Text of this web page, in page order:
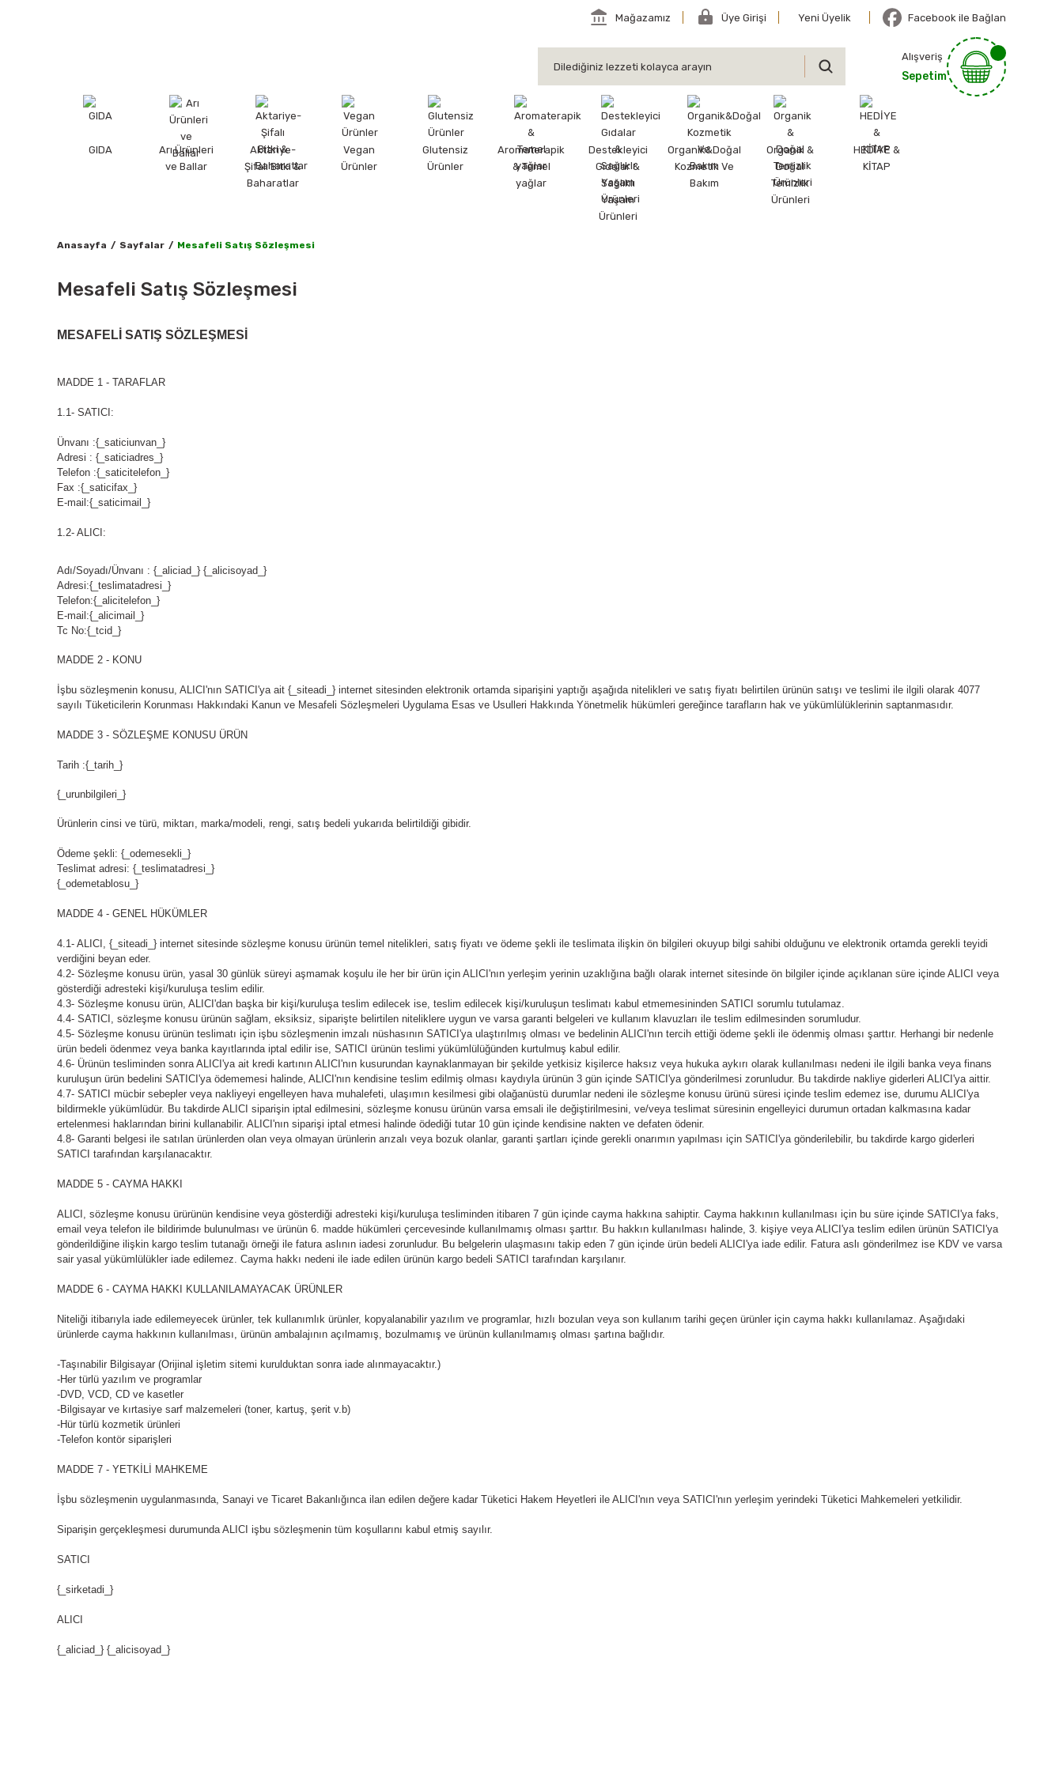
Mağazamız Üye Girişi Yeni Üyelik Facebook ile Bağlan
Alışveriş
Sepetim
GIDA
Arı Ürünleri
ve Ballar
Aktariye-
Şifalı Bitki &
Baharatlar
Vegan
Ürünler
Glutensiz
Ürünler
Aromaterapik
& Temel
yağlar
Destekleyici
Gıdalar &
Sağlıklı
Yaşam
Ürünleri
Organik&Doğal
Kozmetik Ve
Bakım
Organik &
Doğal
Temizlik
Ürünleri
HEDİYE &
KİTAP
Anasayfa Sayfalar Mesafeli Satış Sözleşmesi
Mesafeli Satış Sözleşmesi
MESAFELİ SATIŞ SÖZLEŞMESİ
MADDE 1 - TARAFLAR
1.1- SATICI:
Ünvanı :{_saticiunvan_}
Adresi : {_saticiadres_}
Telefon :{_saticitelefon_}
Fax :{_saticifax_}
E-mail:{_saticimail_}
1.2- ALICI:
Adı/Soyadı/Ünvanı : {_aliciad_} {_alicisoyad_}
Adresi:{_teslimatadresi_}
Telefon:{_alicitelefon_}
E-mail:{_alicimail_}
Tc No:{_tcid_}
MADDE 2 - KONU
İşbu sözleşmenin konusu, ALICI'nın SATICI'ya ait {_siteadi_} internet sitesinden elektronik ortamda siparişini yaptığı aşağıda nitelikleri ve satış fiyatı belirtilen ürünün satışı ve teslimi ile ilgili olarak 4077
sayılı Tüketicilerin Korunması Hakkındaki Kanun ve Mesafeli Sözleşmeleri Uygulama Esas ve Usulleri Hakkında Yönetmelik hükümleri gereğince tarafların hak ve yükümlülüklerinin saptanmasıdır.
MADDE 3 - SÖZLEŞME KONUSU ÜRÜN
Tarih :{_tarih_}
{_urunbilgileri_}
Ürünlerin cinsi ve türü, miktarı, marka/modeli, rengi, satış bedeli yukarıda belirtildiği gibidir.
Ödeme şekli: {_odemesekli_}
Teslimat adresi: {_teslimatadresi_}
{_odemetablosu_}
MADDE 4 - GENEL HÜKÜMLER
4.1- ALICI, {_siteadi_} internet sitesinde sözleşme konusu ürünün temel nitelikleri, satış fiyatı ve ödeme şekli ile teslimata ilişkin ön bilgileri okuyup bilgi sahibi olduğunu ve elektronik ortamda gerekli teyidi
verdiğini beyan eder.
4.2- Sözleşme konusu ürün, yasal 30 günlük süreyi aşmamak koşulu ile her bir ürün için ALICI'nın yerleşim yerinin uzaklığına bağlı olarak internet sitesinde ön bilgiler içinde açıklanan süre içinde ALICI veya
gösterdiği adresteki kişi/kuruluşa teslim edilir.
4.3- Sözleşme konusu ürün, ALICI'dan başka bir kişi/kuruluşa teslim edilecek ise, teslim edilecek kişi/kuruluşun teslimatı kabul etmemesininden SATICI sorumlu tutulamaz.
4.4- SATICI, sözleşme konusu ürünün sağlam, eksiksiz, siparişte belirtilen niteliklere uygun ve varsa garanti belgeleri ve kullanım klavuzları ile teslim edilmesinden sorumludur.
4.5- Sözleşme konusu ürünün teslimatı için işbu sözleşmenin imzalı nüshasının SATICI'ya ulaştırılmış olması ve bedelinin ALICI'nın tercih ettiği ödeme şekli ile ödenmiş olması şarttır. Herhangi bir nedenle
ürün bedeli ödenmez veya banka kayıtlarında iptal edilir ise, SATICI ürünün teslimi yükümlülüğünden kurtulmuş kabul edilir.
4.6- Ürünün tesliminden sonra ALICI'ya ait kredi kartının ALICI'nın kusurundan kaynaklanmayan bir şekilde yetkisiz kişilerce haksız veya hukuka aykırı olarak kullanılması nedeni ile ilgili banka veya finans
kuruluşun ürün bedelini SATICI'ya ödememesi halinde, ALICI'nın kendisine teslim edilmiş olması kaydıyla ürünün 3 gün içinde SATICI'ya gönderilmesi zorunludur. Bu takdirde nakliye giderleri ALICI'ya aittir.
4.7- SATICI mücbir sebepler veya nakliyeyi engelleyen hava muhalefeti, ulaşımın kesilmesi gibi olağanüstü durumlar nedeni ile sözleşme konusu ürünü süresi içinde teslim edemez ise, durumu ALICI'ya
bildirmekle yükümlüdür. Bu takdirde ALICI siparişin iptal edilmesini, sözleşme konusu ürünün varsa emsali ile değiştirilmesini, ve/veya teslimat süresinin engelleyici durumun ortadan kalkmasına kadar
ertelenmesi haklarından birini kullanabilir. ALICI'nın siparişi iptal etmesi halinde ödediği tutar 10 gün içinde kendisine nakten ve defaten ödenir.
4.8- Garanti belgesi ile satılan ürünlerden olan veya olmayan ürünlerin arızalı veya bozuk olanlar, garanti şartları içinde gerekli onarımın yapılması için SATICI'ya gönderilebilir, bu takdirde kargo giderleri
SATICI tarafından karşılanacaktır.
MADDE 5 - CAYMA HAKKI
ALICI, sözleşme konusu ürürünün kendisine veya gösterdiği adresteki kişi/kuruluşa tesliminden itibaren 7 gün içinde cayma hakkına sahiptir. Cayma hakkının kullanılması için bu süre içinde SATICI'ya faks,
email veya telefon ile bildirimde bulunulması ve ürünün 6. madde hükümleri çercevesinde kullanılmamış olması şarttır. Bu hakkın kullanılması halinde, 3. kişiye veya ALICI'ya teslim edilen ürünün SATICI'ya
gönderildiğine ilişkin kargo teslim tutanağı örneği ile fatura aslının iadesi zorunludur. Bu belgelerin ulaşmasını takip eden 7 gün içinde ürün bedeli ALICI'ya iade edilir. Fatura aslı gönderilmez ise KDV ve varsa
sair yasal yükümlülükler iade edilemez. Cayma hakkı nedeni ile iade edilen ürünün kargo bedeli SATICI tarafından karşılanır.
MADDE 6 - CAYMA HAKKI KULLANILAMAYACAK ÜRÜNLER
Niteliği itibarıyla iade edilemeyecek ürünler, tek kullanımlık ürünler, kopyalanabilir yazılım ve programlar, hızlı bozulan veya son kullanım tarihi geçen ürünler için cayma hakkı kullanılamaz. Aşağıdaki
ürünlerde cayma hakkının kullanılması, ürünün ambalajının açılmamış, bozulmamış ve ürünün kullanılmamış olması şartına bağlıdır.
-Taşınabilir Bilgisayar (Orijinal işletim sitemi kurulduktan sonra iade alınmayacaktır.)
-Her türlü yazılım ve programlar
-DVD, VCD, CD ve kasetler
-Bilgisayar ve kırtasiye sarf malzemeleri (toner, kartuş, şerit v.b)
-Hür türlü kozmetik ürünleri
-Telefon kontör siparişleri
MADDE 7 - YETKİLİ MAHKEME
İşbu sözleşmenin uygulanmasında, Sanayi ve Ticaret Bakanlığınca ilan edilen değere kadar Tüketici Hakem Heyetleri ile ALICI'nın veya SATICI'nın yerleşim yerindeki Tüketici Mahkemeleri yetkilidir.
Siparişin gerçekleşmesi durumunda ALICI işbu sözleşmenin tüm koşullarını kabul etmiş sayılır.
SATICI
{_sirketadi_}
ALICI
{_aliciad_} {_alicisoyad_}